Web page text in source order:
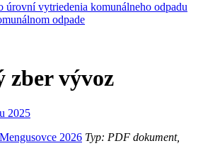
úrovní vytriedenia komunálneho odpadu
odpade
zber vývoz
2025
2026 Typ: PDF dokument,